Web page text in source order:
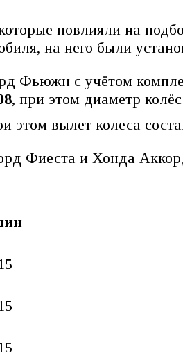
повлияли на
на него были
Фьюжн с учётом
, при этом диаметр
этом вылет колеса
Фиеста и Хонда